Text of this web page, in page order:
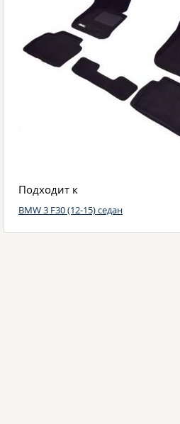
Подходит к
BMW 3 F30 (12-15) седан